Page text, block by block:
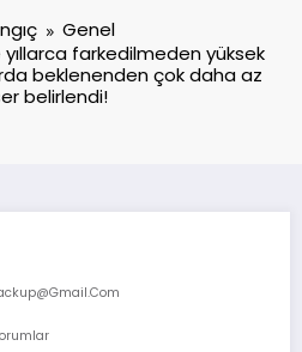
Genel
farkedilmeden yüksek
beklenenden çok daha az
belirlendi!